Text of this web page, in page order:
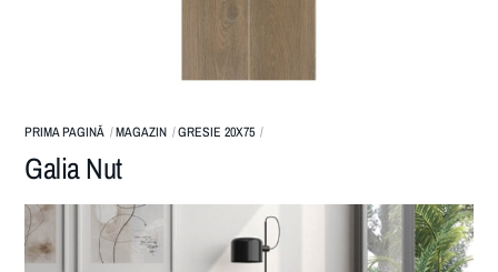
PRIMA PAGINĂ MAGAZIN GRESIE 20X75
Galia Nut